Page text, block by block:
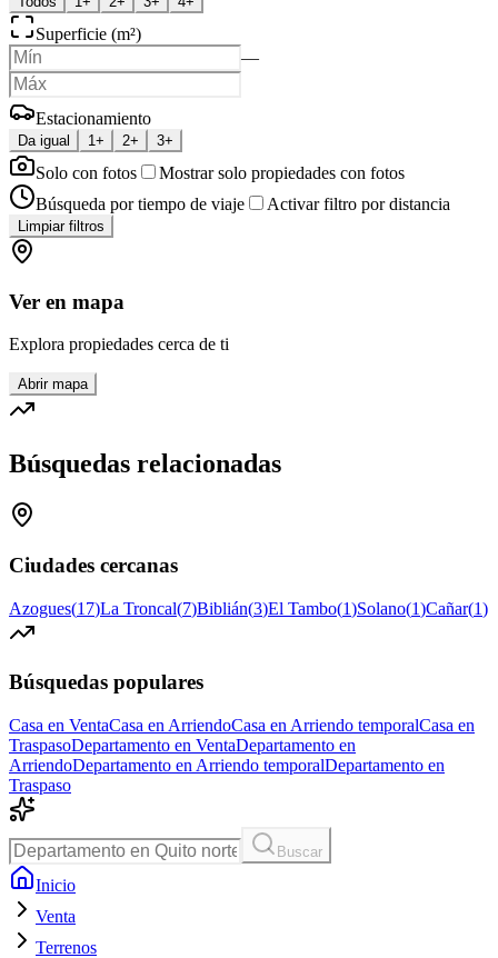
Superficie (m²)
—
Estacionamiento
Da igual 1+ 2+ 3+
Solo con fotos
Mostrar solo propiedades con fotos
Búsqueda por tiempo de viaje
Activar filtro por distancia
Limpiar filtros
Ver en mapa
Explora propiedades cerca de ti
Abrir mapa
Búsquedas relacionadas
Ciudades cercanas
Azogues(17)La Troncal(7)Biblián(3)El Tambo(1)Solano(1)Cañar(1)
Búsquedas populares
Casa en VentaCasa en ArriendoCasa en Arriendo temporalCasa en
TraspasoDepartamento en VentaDepartamento en
ArriendoDepartamento en Arriendo temporalDepartamento en
Traspaso
Buscar
Inicio
Venta
Terrenos